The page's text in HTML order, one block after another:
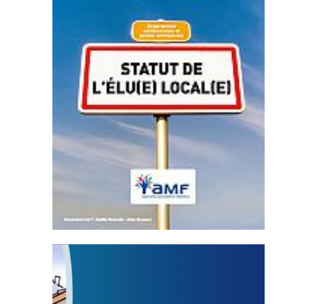
Statut de l’élu local
3 avril 2024
Mise à jour avril 2024